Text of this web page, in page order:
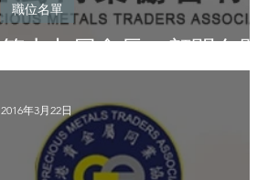
第十九屆會長、顧問名單
職位名單
2016年3月22日